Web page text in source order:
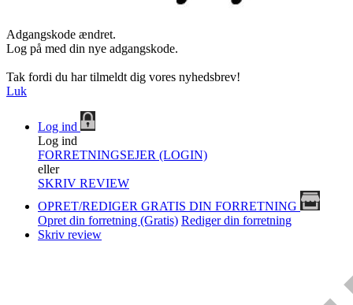
Adgangskode ændret.
Log på med din nye adgangskode.
Tak fordi du har tilmeldt dig vores nyhedsbrev!
Luk
Log ind
Log ind
FORRETNINGSEJER (LOGIN)
eller
SKRIV REVIEW
OPRET/REDIGER GRATIS DIN FORRETNING
Opret din forretning (Gratis) Rediger din forretning
Skriv review